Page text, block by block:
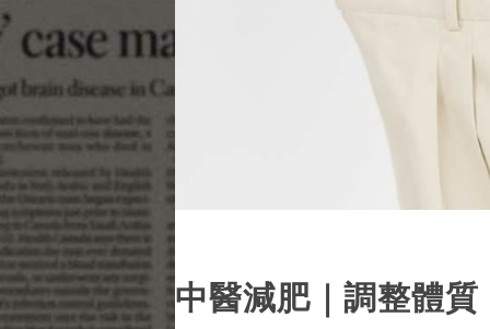
中醫減肥｜調整體